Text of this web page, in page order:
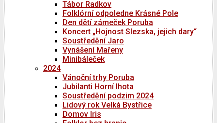
Tábor Radkov
Folklórní odpoledne Krásné Pole
Den dětí zámeček Poruba
Koncert „Hojnost Slezska, jejich dary“
Soustředění Jaro
Vynášení Mařeny
Minibáleček
2024
Vánoční trhy Poruba
Jubilanti Horní lhota
Soustředění podzim 2024
Lidový rok Velká Bystřice
Domov Iris